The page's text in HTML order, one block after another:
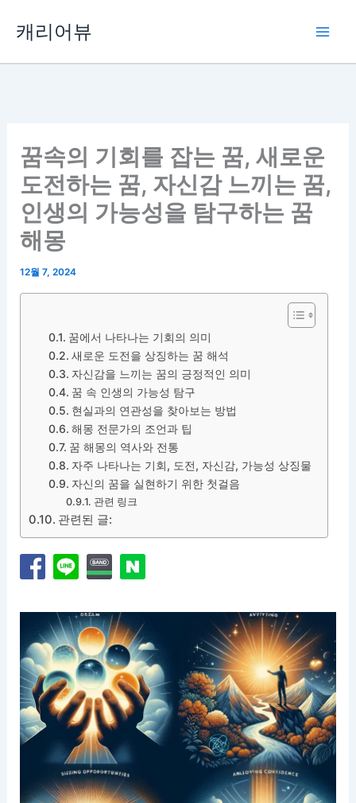
캐리어뷰
꿈속의 기회를 잡는 꿈, 새로운
도전하는 꿈, 자신감 느끼는 꿈,
인생의 가능성을 탐구하는 꿈
해몽
12월 7, 2024
꿈에서 나타나는 기회의 의미
새로운 도전을 상징하는 꿈 해석
자신감을 느끼는 꿈의 긍정적인 의미
꿈 속 인생의 가능성 탐구
현실과의 연관성을 찾아보는 방법
해몽 전문가의 조언과 팁
꿈 해몽의 역사와 전통
자주 나타나는 기회, 도전, 자신감, 가능성 상징물
자신의 꿈을 실현하기 위한 첫걸음
관련 링크
관련된 글: